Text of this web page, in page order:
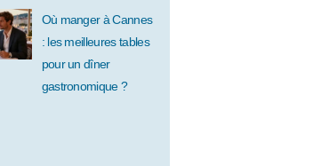
Où manger à Cannes
: les meilleures tables
pour un dîner
gastronomique ?